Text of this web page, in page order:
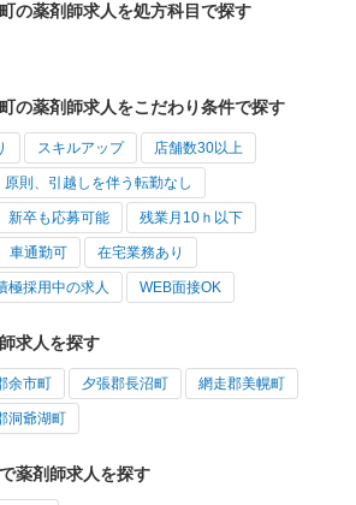
の薬剤師求人を処方科目で探す
の薬剤師求人をこだわり条件で探す
スキルアップ 店舗数30以上
原則、引越しを伴う転勤なし
新卒も応募可能 残業月10ｈ以下
車通勤可 在宅業務あり
極採用中の求人 WEB面接OK
求人を探す
余市町 夕張郡長沼町 網走郡美幌町
洞爺湖町
薬剤師求人を探す